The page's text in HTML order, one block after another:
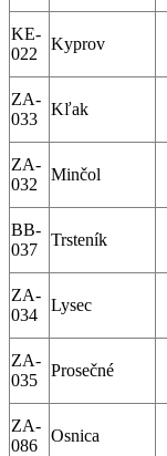
KE-
022
Kyprov
ZA-
033
Kľak
ZA-
032
Minčol
BB-
037
Trsteník
ZA-
034
Lysec
ZA-
035
Prosečné
ZA-
086
Osnica